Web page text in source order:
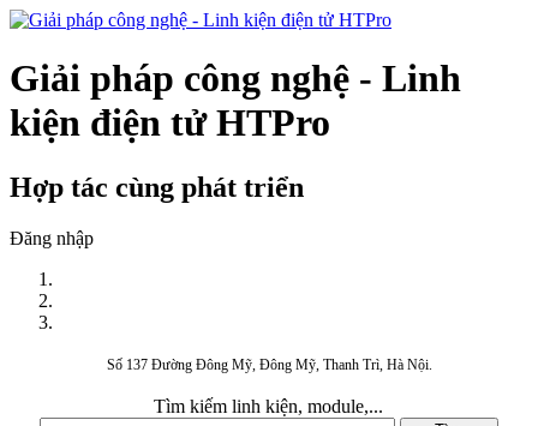
Giải pháp công nghệ - Linh
kiện điện tử HTPro
Hợp tác cùng phát triển
Đăng nhập
Số 137 Đường Đông Mỹ, Đông Mỹ, Thanh Trì, Hà Nội.
Tìm kiếm linh kiện, module,...